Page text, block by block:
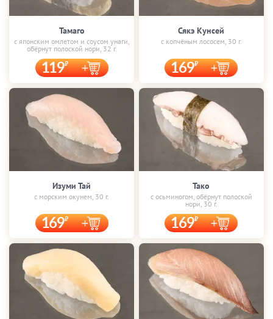
Тамаго
с японским омлетом и соусом унаги,
обёрнут полоской нори, 32 г.
119
Сякэ Кунсей
с копчёным лососем, 30 г.
169
Изуми Тай
с морским окунем, 30 г.
169
Тако
с осьминогом, обёрнут полоской
нори, 30 г.
169